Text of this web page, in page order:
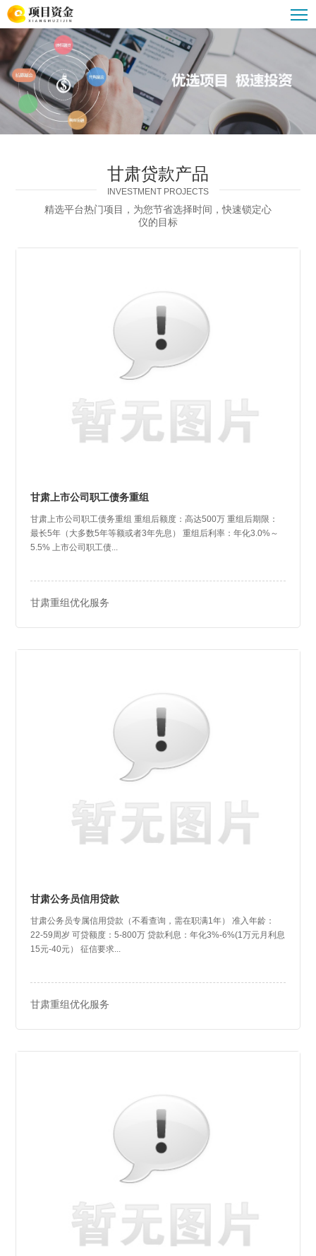
甘肃贷款公司
甘肃贷款攻略
甘肃公积金贷款
甘肃汽车抵押贷款
甘肃重组优化服务
甘肃贷款产品
INVESTMENT PROJECTS
精选平台热门项目，为您节省选择时间，快速锁定心
仪的目标
甘肃上市公司职工债务重组
甘肃上市公司职工债务重组 重组后额度：高达500万 重组后期限：
最长5年（大多数5年等额或者3年先息） 重组后利率：年化3.0%～
5.5% 上市公司职工债...
甘肃重组优化服务
甘肃公务员信用贷款
甘肃公务员专属信用贷款（不看查询，需在职满1年） 准入年龄：
22-59周岁 可贷额度：5-800万 贷款利息：年化3%-6%(1万元月利息
15元-40元） 征信要求...
甘肃重组优化服务